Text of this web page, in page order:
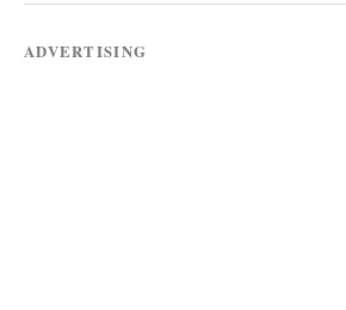
ADVERTISING